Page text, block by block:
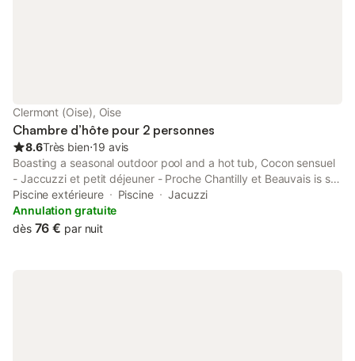
Clermont (Oise), Oise
Chambre d’hôte pour 2 personnes
8.6Très bien⋅19 avis
Boasting a seasonal outdoor pool and a hot tub, Cocon sensuel
- Jaccuzzi et petit déjeuner - Proche Chantilly et Beauvais is set
in Clermont, 28 km from Beauvais Railway and 28 km from
Elispace.
Piscine extérieure Piscine
Jacuzzi
Annulation gratuite
dès 76 € par nuit